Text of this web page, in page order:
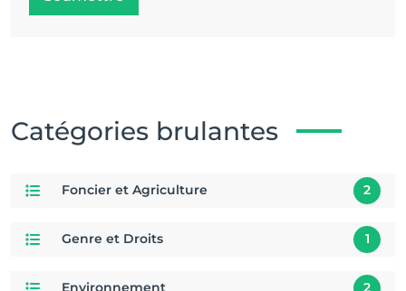
Catégories brulantes
Foncier et Agriculture 2
Genre et Droits 1
Environnement 2